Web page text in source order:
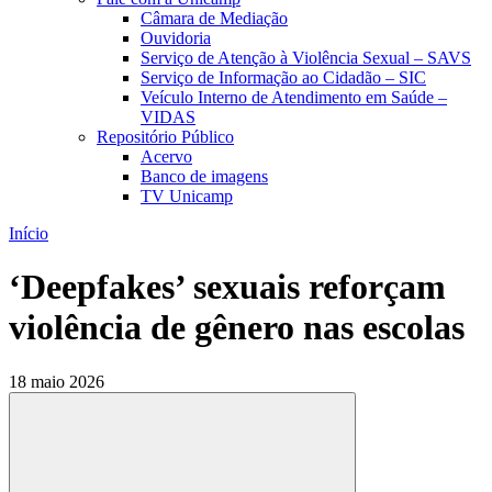
Câmara de Mediação
Ouvidoria
Serviço de Atenção à Violência Sexual – SAVS
Serviço de Informação ao Cidadão – SIC
Veículo Interno de Atendimento em Saúde –
VIDAS
Repositório Público
Acervo
Banco de imagens
TV Unicamp
Início
‘Deepfakes’ sexuais reforçam
violência de gênero nas escolas
18 maio 2026